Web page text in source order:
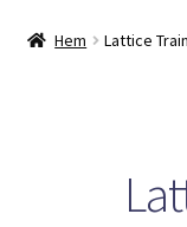
Hem Lattice